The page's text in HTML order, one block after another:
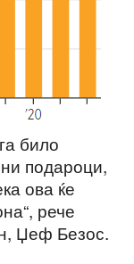
било
подароци,
ова ќе
рече
Џеф Безос.